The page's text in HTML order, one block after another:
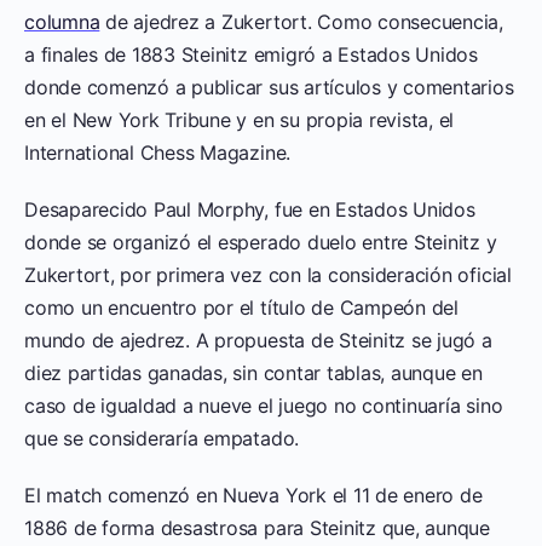
columna de ajedrez a Zukertort. Como consecuencia,
a finales de 1883 Steinitz emigró a Estados Unidos
donde comenzó a publicar sus artículos y comentarios
en el New York Tribune y en su propia revista, el
International Chess Magazine.
Desaparecido Paul Morphy, fue en Estados Unidos
donde se organizó el esperado duelo entre Steinitz y
Zukertort, por primera vez con la consideración oficial
como un encuentro por el título de Campeón del
mundo de ajedrez. A propuesta de Steinitz se jugó a
diez partidas ganadas, sin contar tablas, aunque en
caso de igualdad a nueve el juego no continuaría sino
que se consideraría empatado.
El match comenzó en Nueva York el 11 de enero de
1886 de forma desastrosa para Steinitz que, aunque